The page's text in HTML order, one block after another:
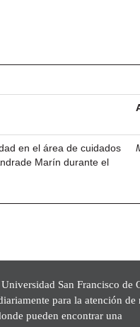
en el área de cuidados
Marín durante el
San Francisco de
para la atención de
pueden encontrar una